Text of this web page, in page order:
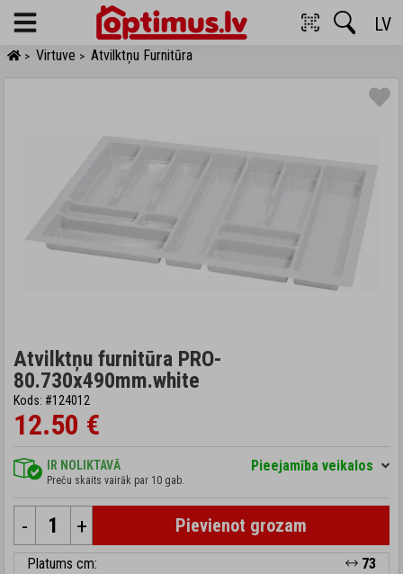
Menu LV
> Virtuve > Atvilktņu Furnitūra
Atvilktņu furnitūra PRO-
80.730x490mm.white
Kods: #124012
12.50 €
IR NOLIKTAVĀ
Preču skaits vairāk par 10 gab.
Pieejamība veikalos
- + Pievienot grozam
Platums cm:
73